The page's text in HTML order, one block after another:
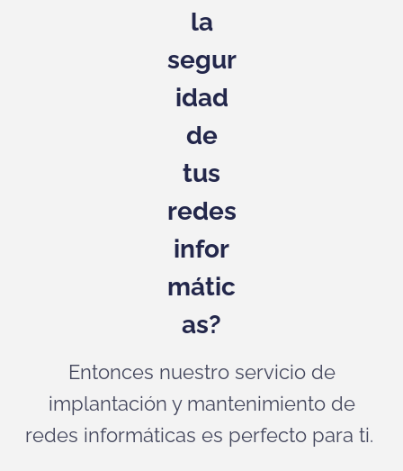
la
segur
idad
de
tus
redes
infor
mátic
as?
Entonces nuestro servicio de
implantación y mantenimiento de
redes informáticas es perfecto para ti.